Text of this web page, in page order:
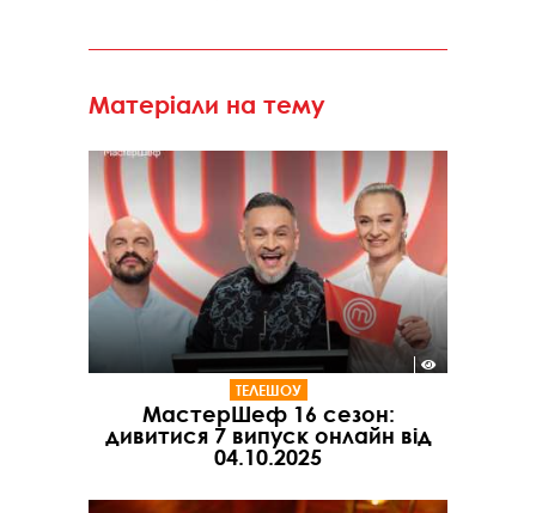
Матеріали на тему
ТЕЛЕШОУ
МастерШеф 16 сезон:
дивитися 7 випуск онлайн від
04.10.2025